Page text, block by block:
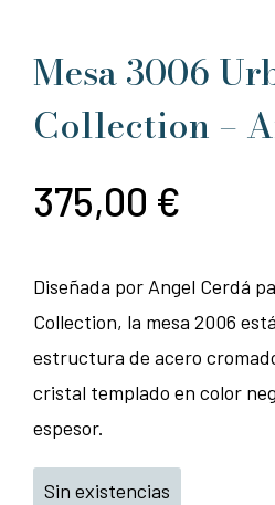
Mesa 3006
Collection –
375,00 €
Diseñada por Angel Cerdá
Collection, la mesa 2006
estructura de acero
cristal templado en color
espesor.
Sin existencias